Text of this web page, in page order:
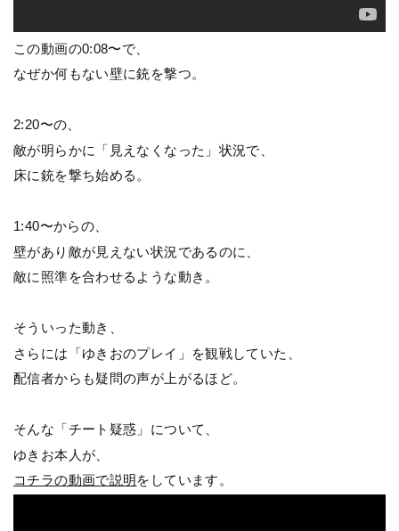
この動画の0:08〜で、
なぜか何もない壁に銃を撃つ。
2:20〜の、
敵が明らかに「見えなくなった」状況で、
床に銃を撃ち始める。
1:40〜からの、
壁があり敵が見えない状況であるのに、
敵に照準を合わせるような動き。
そういった動き、
さらには「ゆきおのプレイ」を観戦していた、
配信者からも疑問の声が上がるほど。
そんな「チート疑惑」について、
ゆきお本人が、
コチラの動画で説明をしています。